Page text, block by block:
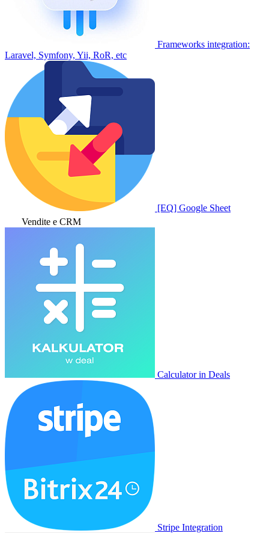
Frameworks integration:
Laravel, Symfony, Yii, RoR, etc
[EQ] Google Sheet
Vendite e CRM
Calculator in Deals
Stripe Integration